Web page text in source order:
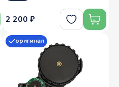
2 200 ₽
оригинал